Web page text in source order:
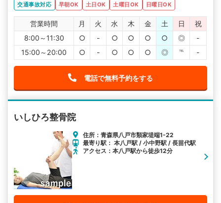
交通事故対応 早朝OK 土日OK 土曜日OK 日曜日OK
営業時間 月 火 水 木 金 土 日
祝
8:00～11:30
○ - ○ ○ ○ ○ ◎
-
15:00～20:00
○ - ○ ○ ○ ◎ ℡ -
電話で無料予約をする
いしひろ整骨院
住所：青森県八戸市類家堤端1-22
最寄り駅： 本八戸駅 / 小中野駅 / 長苗代駅
アクセス：本八戸駅から徒歩12分